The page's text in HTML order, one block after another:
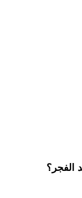
الفجر؟